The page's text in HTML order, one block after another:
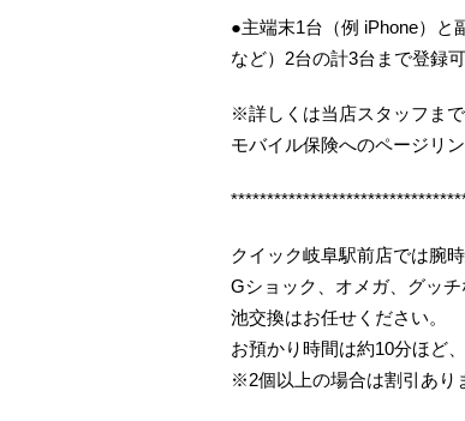
●主端末1台（例 iPhone）と
など）2台の計3台まで登録可
※詳しくは当店スタッフまで
モバイル保険へのページリ
クイック岐阜駅前店では腕
Gショック、オメガ、グッ
池交換はお任せください。
お預かり時間は約10分ほど
※2個以上の場合は割引あり